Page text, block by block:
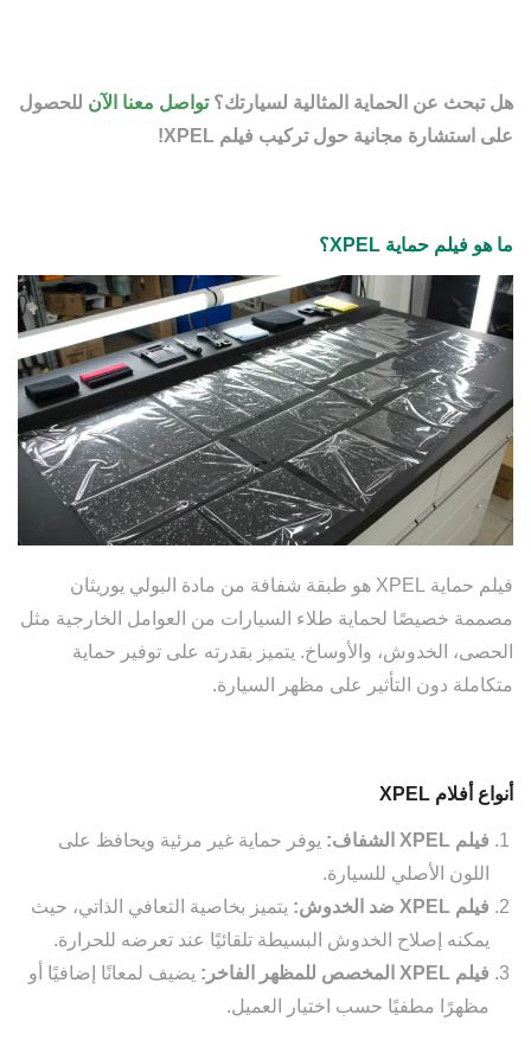
هل تبحث عن الحماية المثالية لسيارتك؟ تواصل معنا الآن للحصول
على استشارة مجانية حول تركيب فيلم XPEL!
ما هو فيلم حماية XPEL؟
فيلم حماية XPEL هو طبقة شفافة من مادة البولي يوريثان
مصممة خصيصًا لحماية طلاء السيارات من العوامل الخارجية مثل
الحصى، الخدوش، والأوساخ. يتميز بقدرته على توفير حماية
متكاملة دون التأثير على مظهر السيارة.
أنواع أفلام XPEL
فيلم XPEL الشفاف:
يوفر حماية غير مرئية ويحافظ على
اللون الأصلي للسيارة.
فيلم XPEL ضد الخدوش:
يتميز بخاصية التعافي الذاتي، حيث
يمكنه إصلاح الخدوش البسيطة تلقائيًا عند تعرضه للحرارة.
فيلم XPEL المخصص للمظهر الفاخر:
يضيف لمعانًا إضافيًا أو
مظهرًا مطفيًا حسب اختيار العميل.